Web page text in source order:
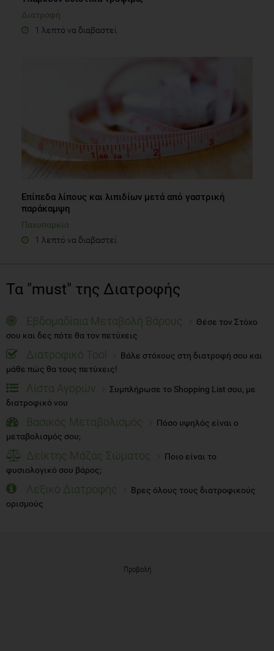
Διατροφή
1 λεπτό να διαβαστεί
Επίπεδα λίπους και λιπιδίων μετά από γαστρική
παράκαμψη
Παχυσαρκία
1 λεπτό να διαβαστεί
Τα "must" της Διατροφής
Εβδομαδίαια Μεταβολή Βάρους
Θέσε τον Στόχο
σου και δες πότε θα τον πετύχεις
Διατροφικό Tool
Βάλε στόχους στη διατροφή σου και
μάθε πώς θα τους πετύχεις!
Λίστα Αγορών
Συμπλήρωσε το Shopping List σου, με
διατροφικό νου
Βασικός Μεταβολισμός
Πόσο υψηλός είναι ο
μεταβολισμός σου;
Δείκτης Μάζας Σώματος
Ποιο είναι το
φυσιολογικό σου βάρος;
Λεξικό Διατροφής
Βρες όλους τους διατροφικούς
ορισμούς
Προβολή